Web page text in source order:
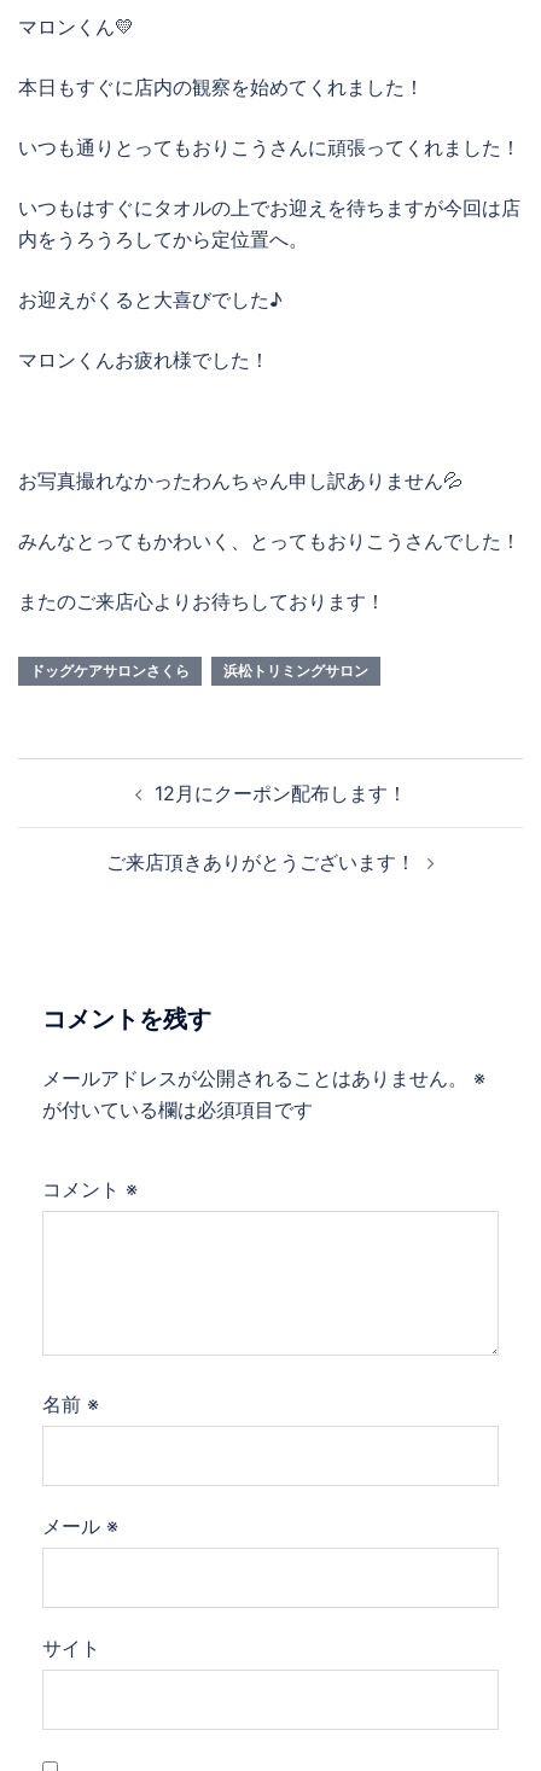
マロンくん💛
本日もすぐに店内の観察を始めてくれました！
いつも通りとってもおりこうさんに頑張ってくれました！
いつもはすぐにタオルの上でお迎えを待ちますが今回は店
内をうろうろしてから定位置へ。
お迎えがくると大喜びでした♪
マロンくんお疲れ様でした！
お写真撮れなかったわんちゃん申し訳ありません💦
みんなとってもかわいく、とってもおりこうさんでした！
またのご来店心よりお待ちしております！
ドッグケアサロンさくら 浜松トリミングサロン
ョ
12月にクーポン配布します！
ご来店頂きありがとうございます！
コメントを残す
メールアドレスが公開されることはありません。
※
が付いている欄は必須項目です
コメント ※
名前 ※
メール ※
サイト